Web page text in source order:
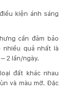
kiện ánh sáng
cần đảm bảo
quả nhất là
2 lần/ngày.
đất khác nhau
và màu mỡ. Đặc